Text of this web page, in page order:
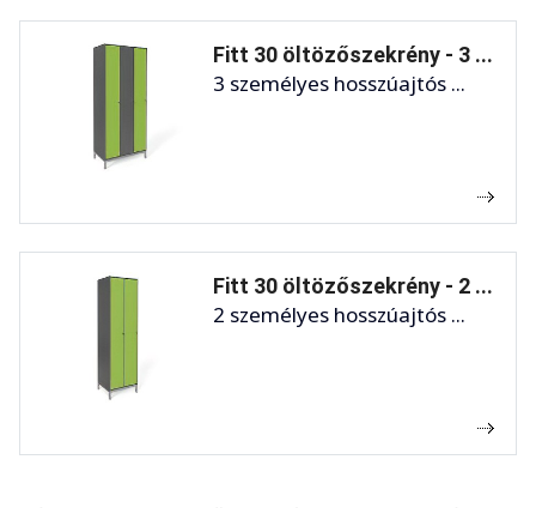
Fitt 30 öltözőszekrény - 3 ...
3 személyes hosszúajtós ...
Fitt 30 öltözőszekrény - 2 ...
2 személyes hosszúajtós ...